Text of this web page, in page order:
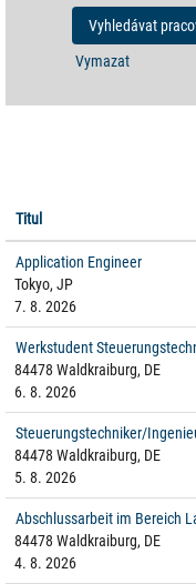
Vymazat
Titul
Application Engineer
Tokyo, JP
7. 8. 2026
Werkstudent
84478 Waldkraiburg, DE
6. 8. 2026
Steuerungstechniker/
84478 Waldkraiburg, DE
5. 8. 2026
Abschlussarbeit im Bereich
84478 Waldkraiburg, DE
4. 8. 2026